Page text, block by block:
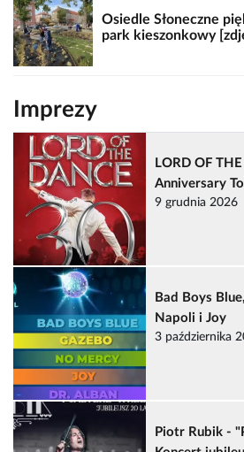
Osiedle Słoneczne
park kieszonkowy
Imprezy
LORD OF
Anniversary
9 grudnia 2026
Bad Boys
Napoli i Joy
3 października
Piotr Rubik -